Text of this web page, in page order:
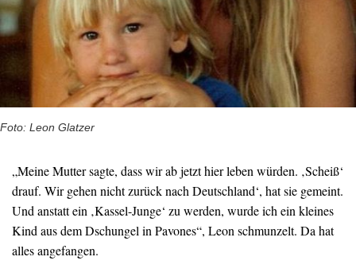
Foto: Leon Glatzer
„Meine Mutter sagte, dass wir ab jetzt hier leben würden. ‚Scheiß‘
drauf. Wir gehen nicht zurück nach Deutschland‘, hat sie gemeint.
Und anstatt ein ‚Kassel-Junge‘ zu werden, wurde ich ein kleines
Kind aus dem Dschungel in Pavones“, Leon schmunzelt. Da hat
alles angefangen.